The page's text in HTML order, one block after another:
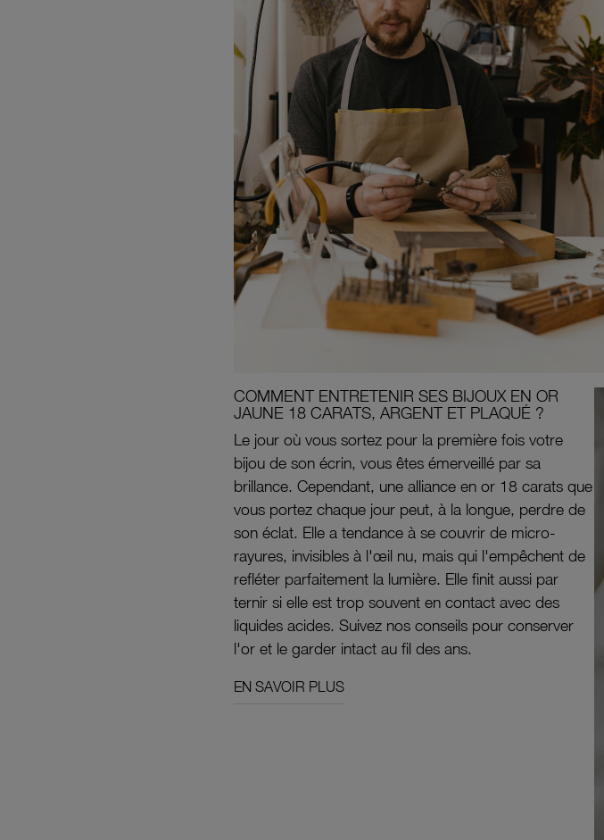
COMMENT ENTRETENIR SES BIJOUX EN OR
JAUNE 18 CARATS, ARGENT ET PLAQUÉ ?
Le jour où vous sortez pour la première fois votre
bijou de son écrin, vous êtes émerveillé par sa
brillance. Cependant, une alliance en or 18 carats que
vous portez chaque jour peut, à la longue, perdre de
son éclat. Elle a tendance à se couvrir de micro-
rayures, invisibles à l'œil nu, mais qui l'empêchent de
refléter parfaitement la lumière. Elle finit aussi par
ternir si elle est trop souvent en contact avec des
liquides acides. Suivez nos conseils pour conserver
l'or et le garder intact au fil des ans.
EN SAVOIR PLUS